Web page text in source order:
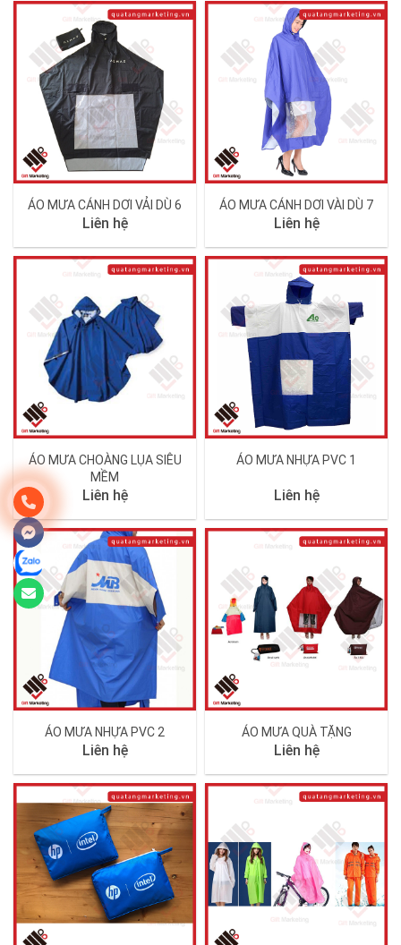
ÁO MƯA CÁNH DƠI VẢI DÙ 6
Liên hệ
ÁO MƯA CÁNH DƠI VÀI DÙ 7
Liên hệ
ÁO MƯA CHOÀNG LỤA SIÊU
MỀM
Liên hệ
ÁO MƯA NHỰA PVC 1
Liên hệ
ÁO MƯA NHỰA PVC 2
Liên hệ
ÁO MƯA QUÀ TẶNG
Liên hệ